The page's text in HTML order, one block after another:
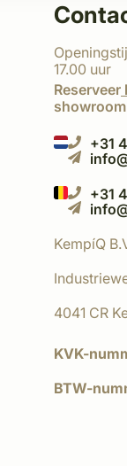
17.00 uur
Reserveer
+31
+31
KempíQ
4041 CR
KVK-
BTW-